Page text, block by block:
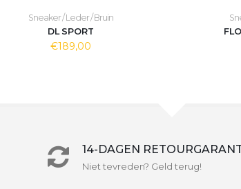
Sneaker / Leder / Bruin
DL SPORT
€189,00
14-DAGEN
Niet tevreden? Geld terug!